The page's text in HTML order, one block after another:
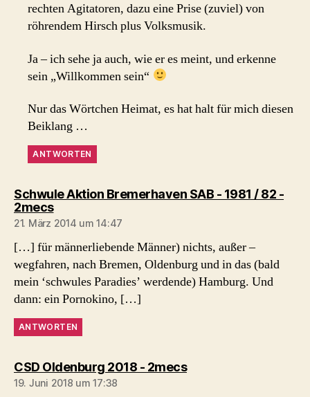
rechten Agitatoren, dazu eine Prise (zuviel) von
röhrendem Hirsch plus Volksmusik.
Ja – ich sehe ja auch, wie er es meint, und erkenne
sein „Willkommen sein“
Nur das Wörtchen Heimat, es hat halt für mich diesen
Beiklang …
ANTWORTEN
Schwule Aktion Bremerhaven SAB - 1981 / 82 -
2mecssagt:
21. März 2014 um 14:47
[…] für männerliebende Männer) nichts, außer –
wegfahren, nach Bremen, Oldenburg und in das (bald
mein ‘schwules Paradies’ werdende) Hamburg. Und
dann: ein Pornokino, […]
ANTWORTEN
CSD Oldenburg 2018 - 2mecssagt:
19. Juni 2018 um 17:38